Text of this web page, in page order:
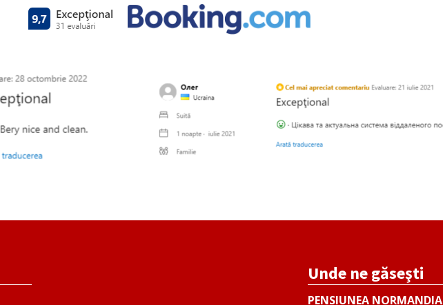
Unde ne găseşti
PENSIUNEA NORMANDIA